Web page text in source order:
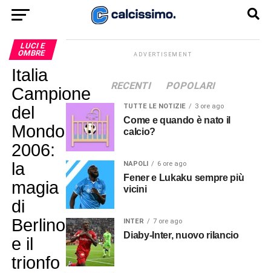
LUCI E
OMBRE
Italia
Campione
del
Mondo
2006:
la
magia
di
Berlino
e il
trionfo
ADVERTISEMENT
RECENTI POPOLARI
TUTTE LE NOTIZIE 3 ore ago
Come e quando è nato il
calcio?
NAPOLI 6 ore ago
Fener e Lukaku sempre più
vicini
INTER 7 ore ago
Diaby-Inter, nuovo rilancio